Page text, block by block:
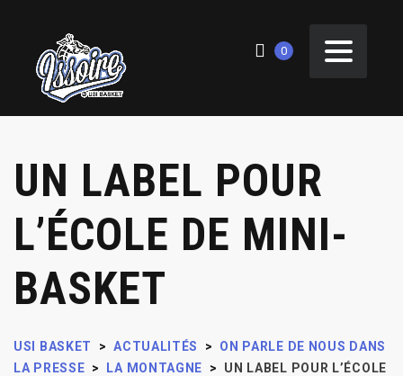
0
UN LABEL POUR
L’ÉCOLE DE MINI-
BASKET
USI BASKET > ACTUALITÉS >
ON PARLE DE NOUS DANS
LA PRESSE > LA MONTAGNE >
UN LABEL POUR L’ÉCOLE